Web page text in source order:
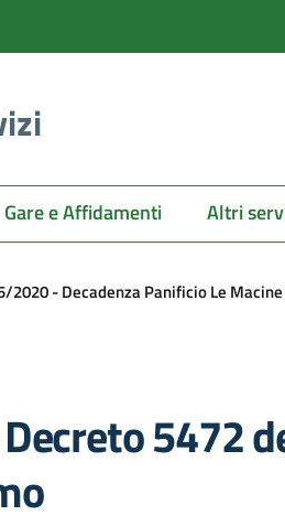
Gare e Affidamenti Altri
- Decadenza Panificio Le
5472